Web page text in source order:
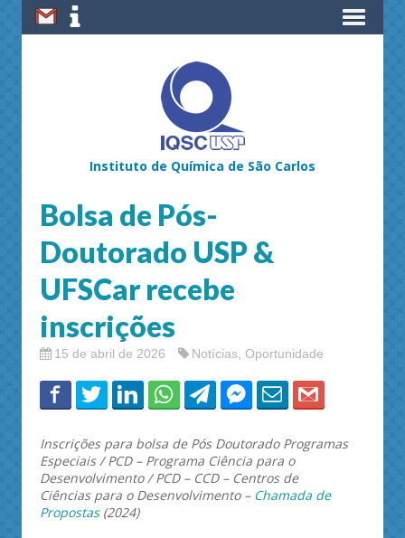
Instituto de Química de São Carlos
Bolsa de Pós-
Doutorado USP &
UFSCar recebe
inscrições
15 de abril de 2026 Notícias Oportunidade
Inscrições para bolsa de Pós Doutorado Programas
Especiais / PCD – Programa Ciência para o
Desenvolvimento / PCD – CCD – Centros de
Ciências para o Desenvolvimento – Chamada de
Propostas(2024)